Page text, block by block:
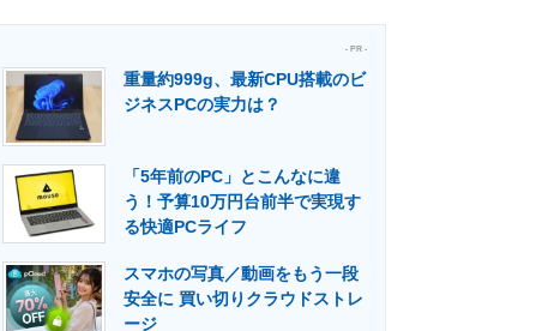
メディア 建設×テクノロジーの最前線
- PR -
重量約999g、最新CPU搭載のビ
ジネスPCの実力は？
「5年前のPC」とこんなに違
う！予算10万円台前半で実現す
る快適PCライフ
スマホの写真／動画をもう一段
安全に 買い切りクラウドストレ
ージ